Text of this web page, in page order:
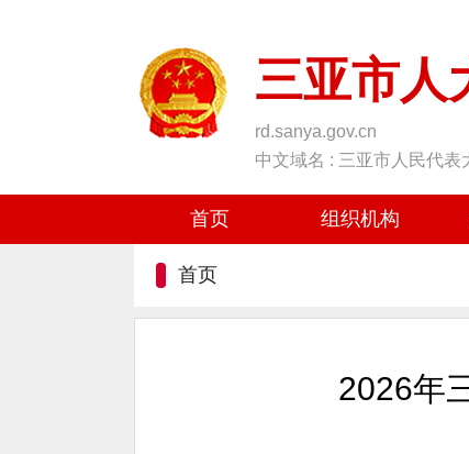
三亚市人
rd.sanya.gov.cn
中文域名 : 三亚市人民代
首页 组织机构
首页
2026年